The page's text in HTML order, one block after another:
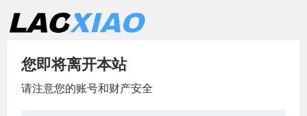
您即将离开本站
请注意您的账号和财产安全